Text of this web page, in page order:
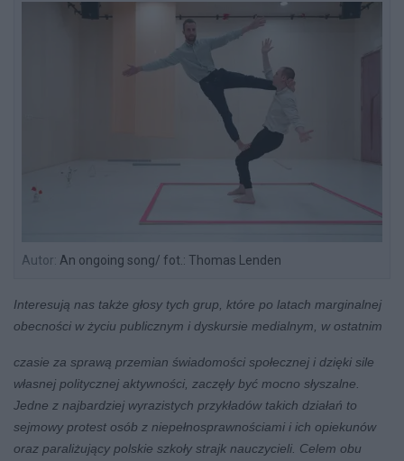
Autor: An ongoing song/ fot.: Thomas Lenden
Interesują nas także głosy tych grup, które po latach marginalnej
obecności w życiu publicznym i dyskursie medialnym, w ostatnim
czasie za sprawą przemian świadomości społecznej i dzięki sile
własnej politycznej aktywności, zaczęły być mocno słyszalne.
Jedne z najbardziej wyrazistych przykładów takich działań to
sejmowy protest osób z niepełnosprawnościami i ich opiekunów
oraz paraliżujący polskie szkoły strajk nauczycieli. Celem obu